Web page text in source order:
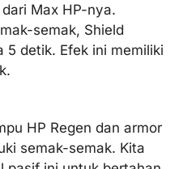
Max HP-nya.
semak, Shield
5 detik. Efek ini memiliki
HP Regen dan armor
semak-semak. Kita